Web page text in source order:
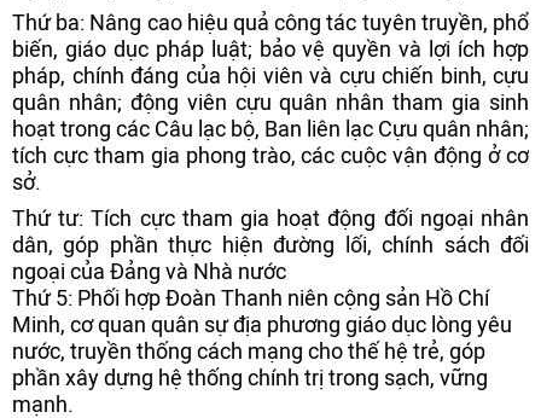
Thứ ba: Nâng cao hiệu quả công tác tuyên truyền, phổ
biến, giáo dục pháp luật; bảo vệ quyền và lợi ích hợp
pháp, chính đáng của hội viên và cựu chiến binh, cựu
quân nhân; động viên cựu quân nhân tham gia sinh
hoạt trong các Câu lạc bộ, Ban liên lạc Cựu quân nhân;
tích cực tham gia phong trào, các cuộc vận động ở cơ
sở.
Thứ tư: Tích cực tham gia hoạt động đối ngoại nhân
dân, góp phần thực hiện đường lối, chính sách đối
ngoại của Đảng và Nhà nước
Thứ 5: Phối hợp Đoàn Thanh niên cộng sản Hồ Chí
Minh, cơ quan quân sự địa phương giáo dục lòng yêu
nước, truyền thống cách mạng cho thế hệ trẻ, góp
phần xây dựng hệ thống chính trị trong sạch, vững
mạnh.